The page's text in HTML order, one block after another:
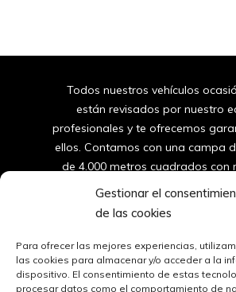
Gestionar el
de las cookies
Para ofrecer las mejores experiencias,
las cookies para almacenar y/o acceder a la
dispositivo. El consentimiento de estas
procesar datos como el comportamiento de
Todos nuestros vehículos
están revisados por nuestro
profesionales y te ofrecemos
ellos. Contamos con una campa
de 4.000 metros cuadrados con
furgonetas y coches de
96150 10